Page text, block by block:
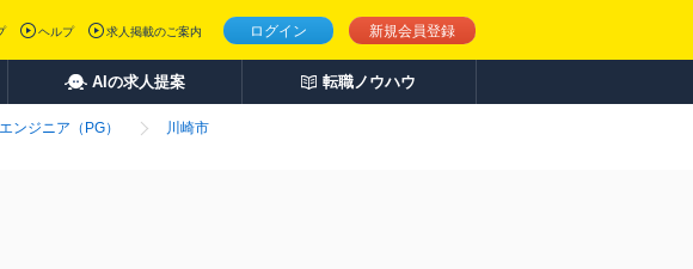
ログイン 新規会員登録
ヘルプ 求人掲載のご案内
AIの求人提案 転職ノウハウ
ンジニア（PG）
川崎市